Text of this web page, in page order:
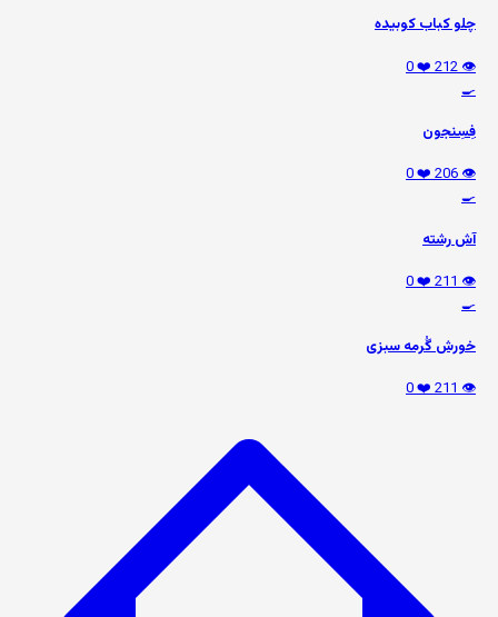
چلو کباب کوبیده
👁️ 212
❤️ 0
🍳
فِسِنجون
👁️ 206
❤️ 0
🍳
آش رشته
👁️ 211
❤️ 0
🍳
خورش گُرمه سبزی
👁️ 211
❤️ 0